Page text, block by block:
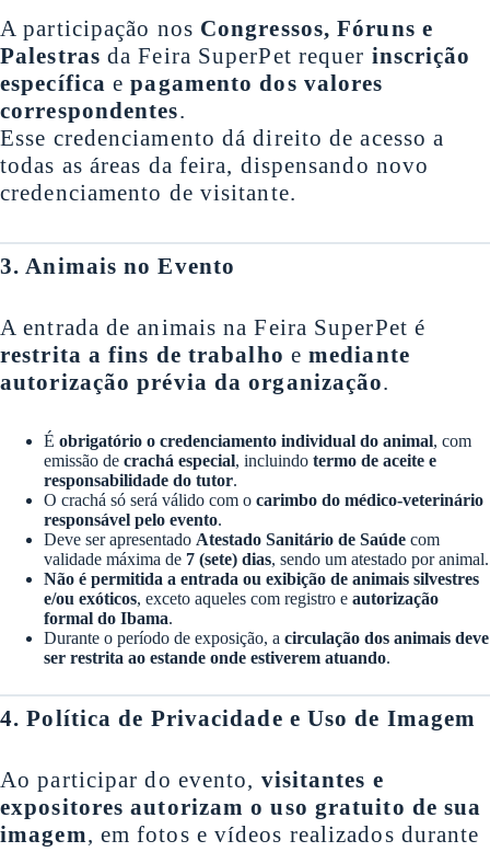
A participação nos Congressos, Fóruns e
Palestras da Feira SuperPet requer inscrição
específica epagamento dos valores
correspondentes.
Esse credenciamento dá direito de acesso a
todas as áreas da feira, dispensando novo
credenciamento de visitante.
3. Animais no Evento
A entrada de animais na Feira SuperPet é
restrita a fins de trabalho emediante
autorização prévia da organização.
É obrigatório o credenciamento individual do animal, com
emissão de crachá especial, incluindo termo de aceite e
responsabilidade do tutor.
O crachá só será válido com o carimbo do médico-veterinário
responsável pelo evento.
Deve ser apresentado Atestado Sanitário de Saúde com
validade máxima de 7 (sete) dias, sendo um atestado por animal.
Não é permitida a entrada ou exibição de animais silvestres
e/ou exóticos, exceto aqueles com registro e autorização
formal do Ibama.
Durante o período de exposição, a circulação dos animais deve
ser restrita ao estande onde estiverem atuando.
4. Política de Privacidade e Uso de Imagem
Ao participar do evento, visitantes e
expositores autorizam o uso gratuito de sua
imagem, em fotos e vídeos realizados durante